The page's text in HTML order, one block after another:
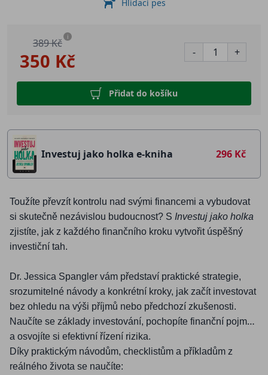
350 Kč
389 Kč i
- +
Přidat do košíku
Hlídací pes
Investuj jako holka e-kniha 296 Kč
Toužíte převzít kontrolu nad svými financemi a vybudovat
si skutečně nezávislou budoucnost? S Investuj jako holka
zjistíte, jak z každého finančního kroku vytvořit úspěšný
investiční tah.
Dr. Jessica Spangler vám představí praktické strategie,
srozumitelné návody a konkrétní kroky, jak začít investovat
bez ohledu na výši příjmů nebo předchozí zkušenosti.
Naučíte se základy investování, pochopíte finanční pojmy
a osvojíte si efektivní řízení rizika.
Díky praktickým návodům, checklistům a příkladům z
reálného života se naučíte: